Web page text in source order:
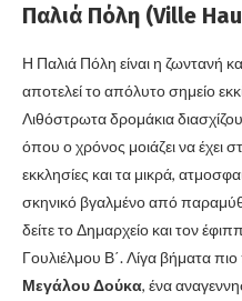
Παλιά Πόλη (Ville
Η Παλιά Πόλη είναι η ζωντανή
αποτελεί το απόλυτο σημείο
Λιθόστρωτα δρομάκια
όπου ο χρόνος μοιάζει να έχει
εκκλησίες και τα μικρά,
σκηνικό βγαλμένο από
δείτε το Δημαρχείο και τον
Γουλιέλμου Β΄. Λίγα βήματα
Μεγάλου Δούκα, ένα